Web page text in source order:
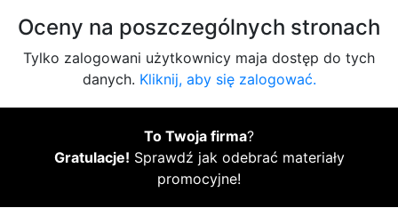
Oceny na poszczególnych stronach
Tylko zalogowani użytkownicy maja dostęp do tych
danych. Kliknij, aby się zalogować.
To Twoja firma?
Gratulacje! Sprawdź jak odebrać materiały
promocyjne!